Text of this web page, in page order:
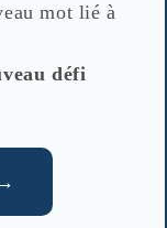
mot lié à
défi